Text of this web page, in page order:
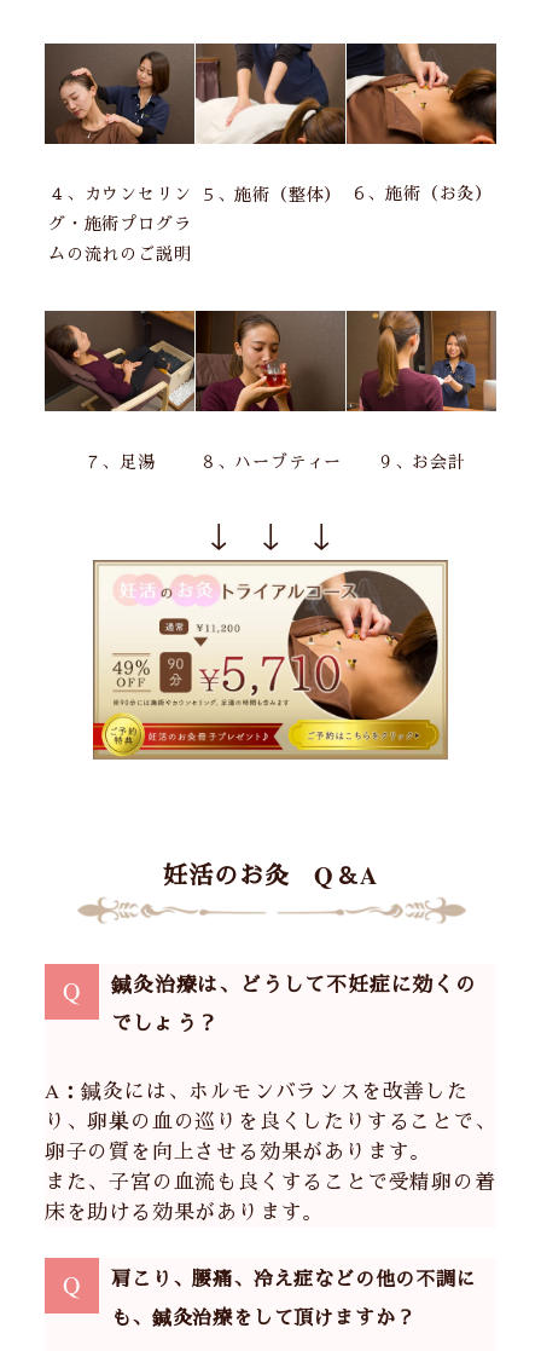
４、カウンセリン
グ・施術プログラ
ムの流れのご説明
５、施術（整体） ６、施術（お灸）
７、足湯 ８、ハーブティー ９、お会計
↓ ↓ ↓
妊活のお灸 Q＆A
Q
鍼灸治療は、どうして不妊症に効くの
でしょう？
A：鍼灸には、ホルモンバランスを改善した
り、卵巣の血の巡りを良くしたりすることで、
卵子の質を向上させる効果があります。
また、子宮の血流も良くすることで受精卵の着
床を助ける効果があります。
Q
肩こり、腰痛、冷え症などの他の不調に
も、鍼灸治療をして頂けますか？